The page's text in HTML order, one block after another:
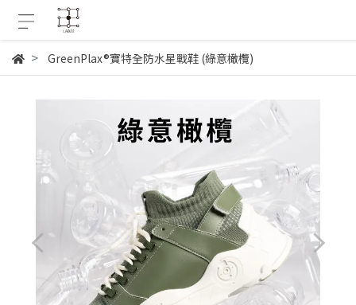
GreenPlax®寶特全防水星戰鞋 (綠意橄欖)